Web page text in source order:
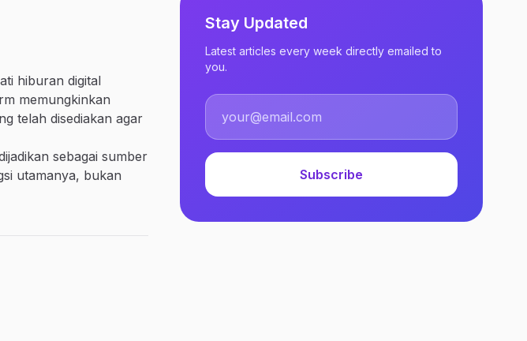
hiburan digital
memungkinkan
telah disediakan agar
sebagai sumber
utamanya, bukan
Stay Updated
Latest articles every week directly emailed to
you.
Subscribe